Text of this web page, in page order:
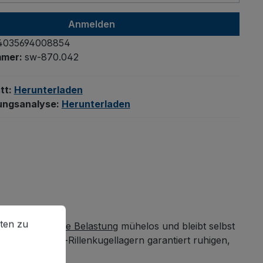
Anmelden
sw-870.042
Herunterladen
Herunterladen
trägt hohe Belastung mühelos und bleibt selbst
Präzisions-Rillenkugellagern garantiert ruhigen,
zu können.
Mehr Informationen ...
zu